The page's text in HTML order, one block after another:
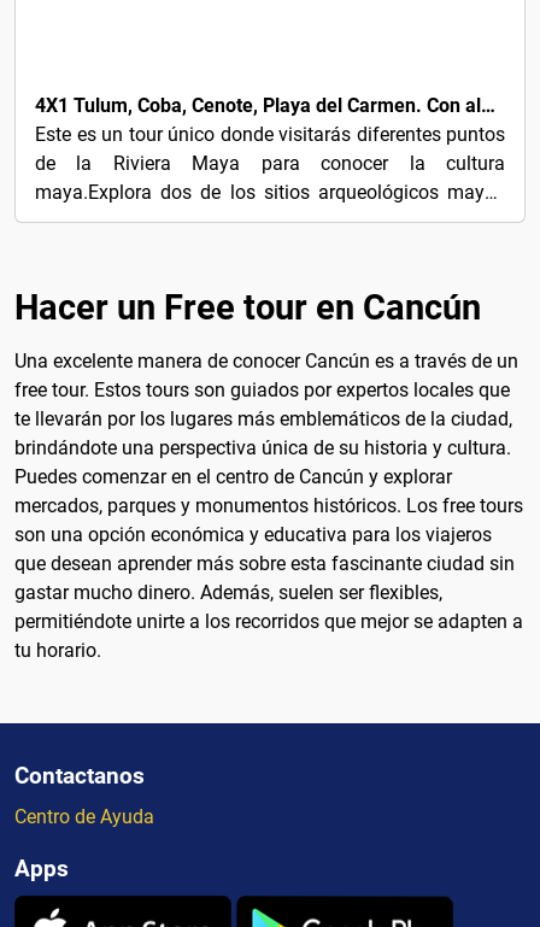
4X1 Tulum, Coba, Cenote, Playa del Carmen. Con almuerzo & transporte
Este es un tour único donde visitarás diferentes puntos
de la Riviera Maya para conocer la cultura
maya.Explora dos de los sitios arqueológicos mayas
más...
Hacer un Free tour en Cancún
Una excelente manera de conocer Cancún es a través de un
free tour. Estos tours son guiados por expertos locales que
te llevarán por los lugares más emblemáticos de la ciudad,
brindándote una perspectiva única de su historia y cultura.
Puedes comenzar en el centro de Cancún y explorar
mercados, parques y monumentos históricos. Los free tours
son una opción económica y educativa para los viajeros
que desean aprender más sobre esta fascinante ciudad sin
gastar mucho dinero. Además, suelen ser flexibles,
permitiéndote unirte a los recorridos que mejor se adapten a
tu horario.
Contactanos
Centro de Ayuda
Apps